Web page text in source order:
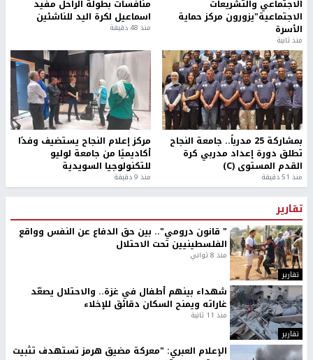
الاجتماعي والتشريعات
الاجتماعية"يزورون مركز حماية
الأسرة
منذ ثانية
منافسات بطولة الراحل مفيد
اسماعيل لكرة اليد للناشئين
منذ 48 دقيقة
بمشاركة 25 مدرباً.. جامعة النجاح
تطلق دورة إعداد مدربي كرة
القدم المستوى (C)
منذ 51 دقيقة
مركز إعلام النجاح يستضيف وفدًا
أكاديميًا من جامعة لوليو
للتكنولوجيا السويدية
منذ 9 دقيقة
تقارير
تقارير
" قانون درومي".. بين حق الدفاع عن النفس وواقع
الفلسطينيين تحت الاحتلال
منذ 8 ثواني
تقارير
شهداء بينهم أطفال في غزة.. والاحتلال يصعّد
غاراته ويمنح السكان دقائق للإخلاء
منذ 11 ثانية
الإعلام العبري: "معركة مضيق هرمز تستهدف تثبيت